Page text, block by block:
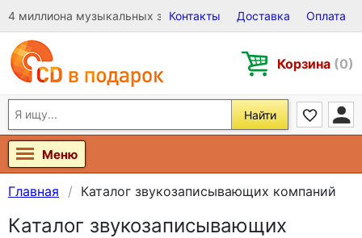
4 миллиона музыкальных записей на Виниле, CD и DVD
Контакты Доставка Оплата
Корзина (0)
Найти
Меню
Главная Каталог звукозаписывающих компаний
Каталог звукозаписывающих